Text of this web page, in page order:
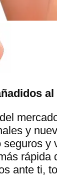
y
seguros y
rápida
ante ti,